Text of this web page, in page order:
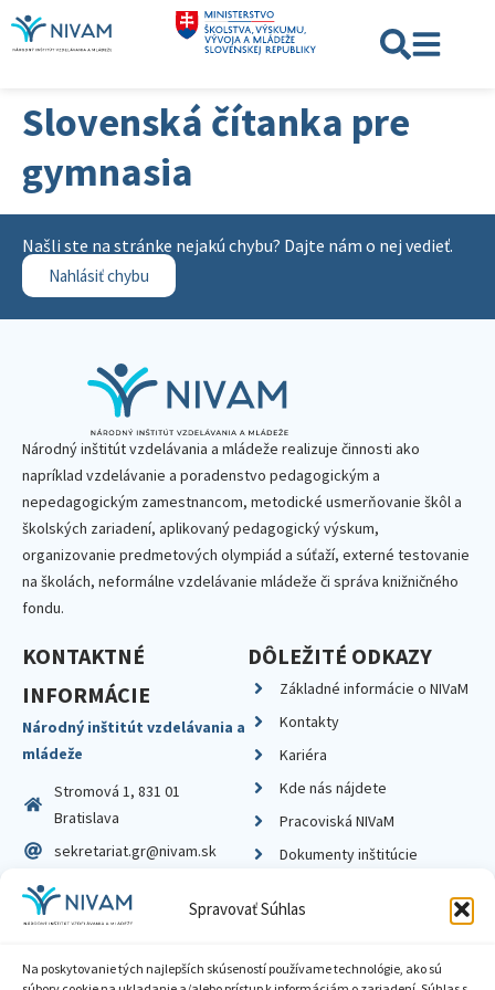
Spravovať Súhlas
Na poskytovanie tých najlepších skúseností používame technológie, ako sú
Slovenská čítanka pre
gymnasia
Našli ste na stránke nejakú chybu? Dajte nám o nej vedieť.
Nahlásiť chybu
Národný inštitút vzdelávania a mládeže realizuje činnosti ako
napríklad vzdelávanie a poradenstvo pedagogickým a
nepedagogickým zamestnancom, metodické usmerňovanie škôl a
školských zariadení, aplikovaný pedagogický výskum,
organizovanie predmetových olympiád a súťaží, externé testovanie
na školách, neformálne vzdelávanie mládeže či správa knižničného
fondu.
KONTAKTNÉ
INFORMÁCIE
Národný inštitút vzdelávania a
mládeže
Stromová 1, 831 01
Bratislava
sekretariat.gr@nivam.sk
IČO: 00164348
DIČ: 2020798714
DÔLEŽITÉ ODKAZY
Základné informácie o NIVaM
Kontakty
Kariéra
Kde nás nájdete
Pracoviská NIVaM
Dokumenty inštitúcie